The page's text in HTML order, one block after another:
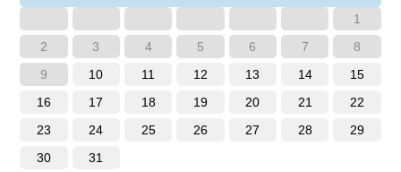
1
2
3 4 5 6 7
8
9
10 11 12 13 14
15
16
17 18 19 20 21
22
23
24 25 26 27 28
29
30
31